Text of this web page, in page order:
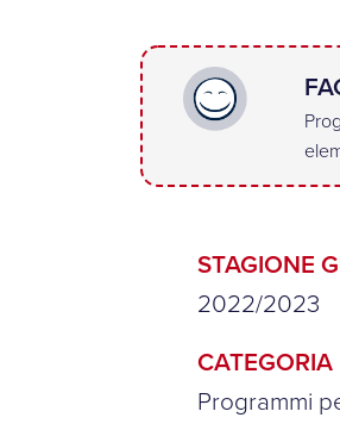
STAGIONE
2022/2023
CATEGORIA
Programmi